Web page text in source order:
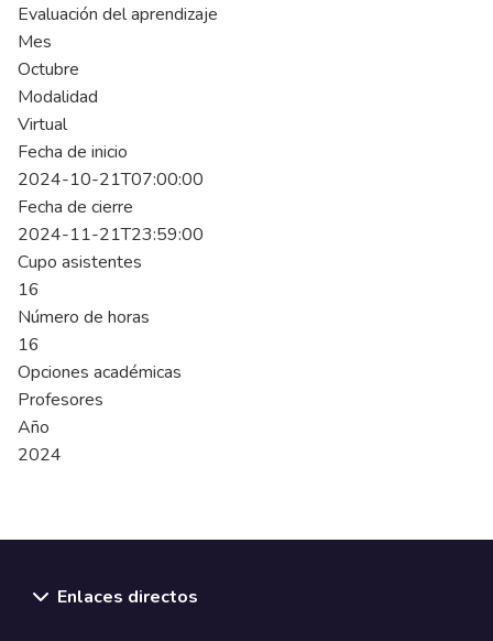
Evaluación del aprendizaje
Mes
Octubre
Modalidad
Virtual
Fecha de inicio
2024-10-21T07:00:00
Fecha de cierre
2024-11-21T23:59:00
Cupo asistentes
16
Número de horas
16
Opciones académicas
Profesores
Año
2024
Enlaces directos